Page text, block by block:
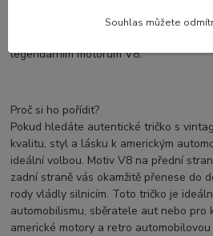
den. Skvělé pro všechny automobilové
legendárním motorům V8.
Proč si ho pořídit?
Pokud hledáte autentické tričko s
kvalitu, styl a lásku k americkým
ideální volbou. Motiv V8 na přední
zadní straně vás okamžitě přenese do
rody vládly silnicím. Toto tričko je
automobilismu, sběratele aut nebo pro
americké motory a retro
Souhlas můžete